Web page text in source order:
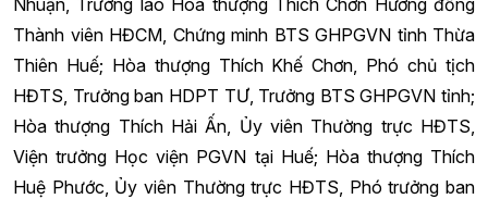
Thành viên HĐCM, Chứng minh BTS GHPGVN tỉnh Thừa
Thiên Huế; Hòa thượng Thích Khế Chơn, Phó chủ tịch
HĐTS, Trưởng ban HDPT TƯ, Trưởng BTS GHPGVN tỉnh;
Hòa thượng Thích Hải Ấn, Ủy viên Thường trực HĐTS,
Viện trưởng Học viện PGVN tại Huế; Hòa thượng Thích
Huệ Phước, Ủy viên Thường trực HĐTS, Phó trưởng ban